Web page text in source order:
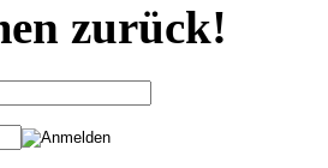
zurück!